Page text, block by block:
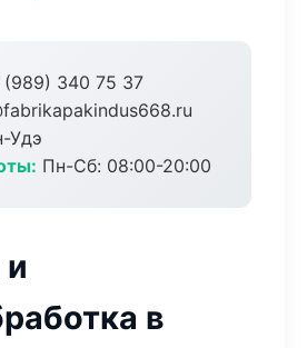
(989) 340 75 37
Удэ
Пн-Сб: 08:00-20:00
в